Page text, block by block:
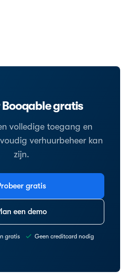
Booqable gratis
volledige toegang en
verhuurbeheer kan
zijn.
gratis
een demo
gratis Geen creditcard nodig